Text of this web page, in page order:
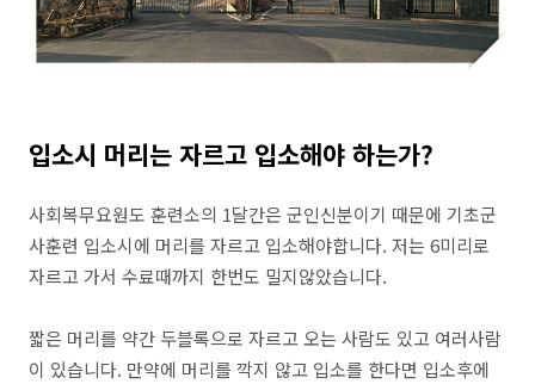
입소시 머리는 자르고 입소해야 하는가?
사회복무요원도 훈련소의 1달간은 군인신분이기 때문에 기초군
사훈련 입소시에 머리를 자르고 입소해야합니다. 저는 6미리로
자르고 가서 수료때까지 한번도 밀지않았습니다.
짧은 머리를 약간 두블록으로 자르고 오는 사람도 있고 여러사람
이 있습니다. 만약에 머리를 깍지 않고 입소를 한다면 입소후에